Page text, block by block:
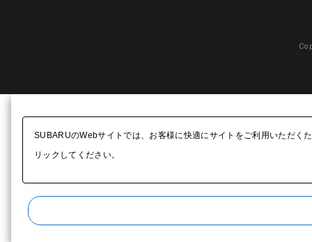
SUBARUのWebサイトでは、お客様に快適にサイトをご利用いただく
リックしてください。​